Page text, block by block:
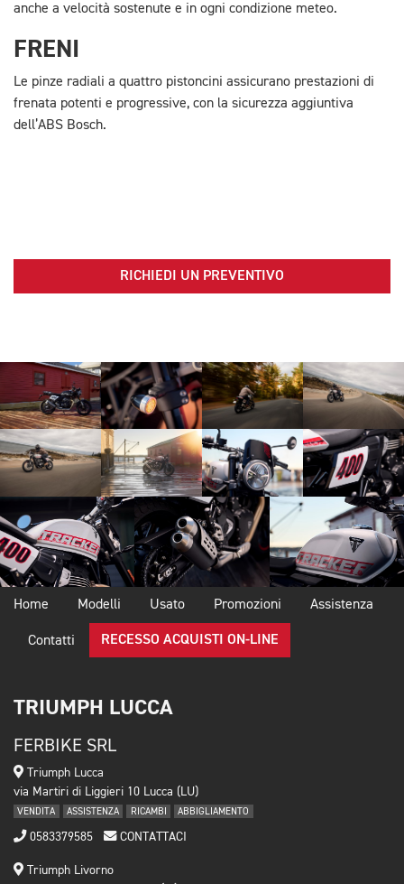
anche a velocità sostenute e in ogni condizione meteo.
FRENI
Le pinze radiali a quattro pistoncini assicurano prestazioni di
frenata potenti e progressive, con la sicurezza aggiuntiva
dell’ABS Bosch.
RICHIEDI UN PREVENTIVO
Home Modelli Usato Promozioni Assistenza
Contatti RECESSO ACQUISTI ON-LINE
TRIUMPH LUCCA
FERBIKE SRL
Triumph Lucca
via Martiri di Liggieri 10 Lucca (LU)
VENDITA ASSISTENZA RICAMBI ABBIGLIAMENTO
0583379585 CONTATTACI
Triumph Livorno